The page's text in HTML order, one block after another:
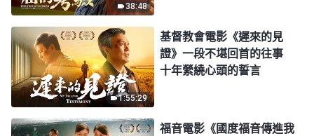
38:48
1:55:29
基督教會電影《遲來的見
證》一段不堪回首的往事
十年縈繞心頭的誓言
福音電影《國度福音傳進我